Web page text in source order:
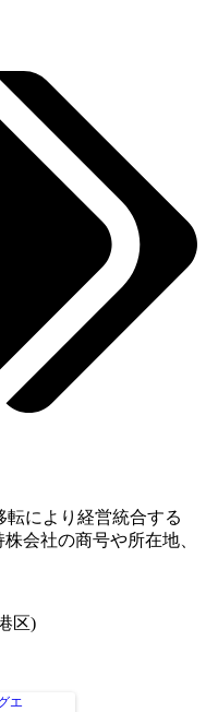
転により経営統合する
会社の商号や所在地、
区)